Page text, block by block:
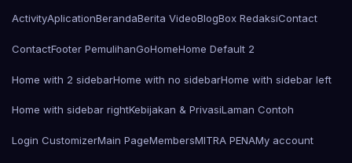
ActivityAplicationBerandaBerita VideoBlogBox RedaksiContact
ContactFooter PemulihanGoHomeHome Default 2
Home with 2 sidebarHome with no sidebarHome with sidebar left
Home with sidebar rightKebijakan & PrivasiLaman Contoh
Login CustomizerMain PageMembersMITRA PENAMy account